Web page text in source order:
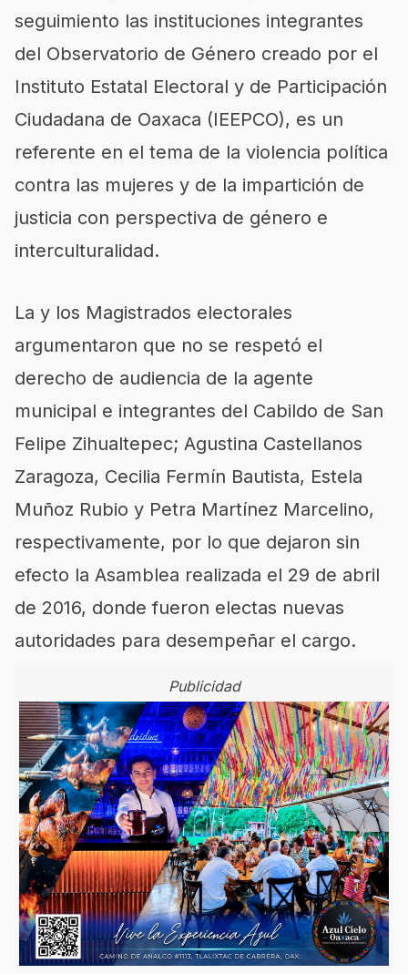
seguimiento las instituciones integrantes
del Observatorio de Género creado por el
Instituto Estatal Electoral y de Participación
Ciudadana de Oaxaca (IEEPCO), es un
referente en el tema de la violencia política
contra las mujeres y de la impartición de
justicia con perspectiva de género e
interculturalidad.
La y los Magistrados electorales
argumentaron que no se respetó el
derecho de audiencia de la agente
municipal e integrantes del Cabildo de San
Felipe Zihualtepec; Agustina Castellanos
Zaragoza, Cecilia Fermín Bautista, Estela
Muñoz Rubio y Petra Martínez Marcelino,
respectivamente, por lo que dejaron sin
efecto la Asamblea realizada el 29 de abril
de 2016, donde fueron electas nuevas
autoridades para desempeñar el cargo.
Publicidad